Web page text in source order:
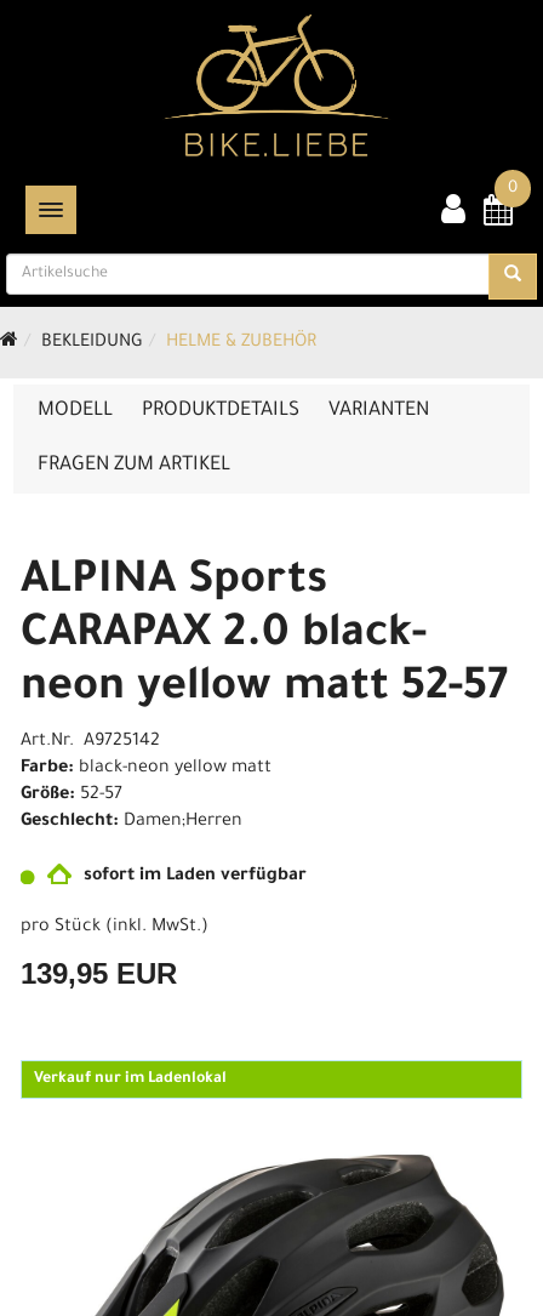
TOGGLE NAVIGATION
0
BEKLEIDUNG HELME & ZUBEHÖR
MODELL PRODUKTDETAILS VARIANTEN
FRAGEN ZUM ARTIKEL
ALPINA Sports
CARAPAX 2.0 black-
neon yellow matt 52-57
Art.Nr. A9725142
Farbe: black-neon yellow matt
Größe: 52-57
Geschlecht: Damen;Herren
sofort im Laden verfügbar
pro Stück (inkl. MwSt.)
139,95 EUR
Verkauf nur im Ladenlokal